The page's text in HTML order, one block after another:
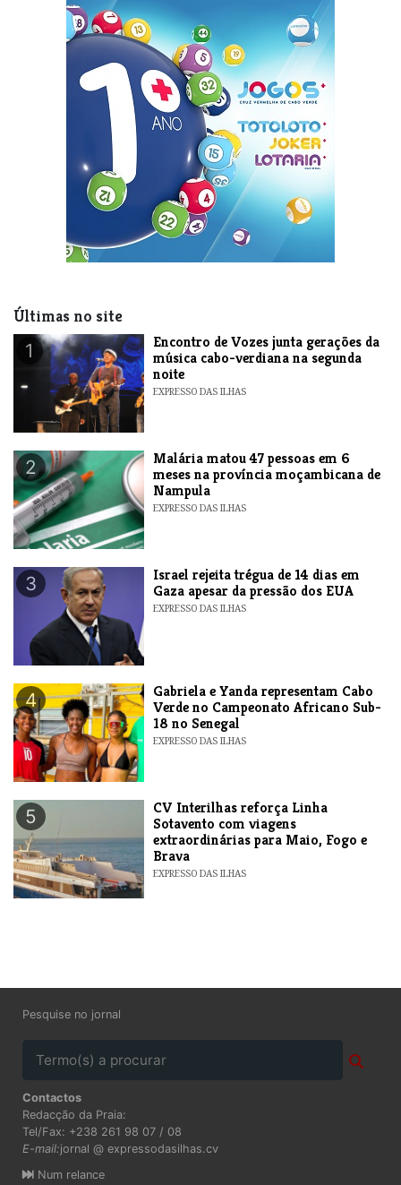
Últimas no site
1
Encontro de Vozes junta gerações da
música cabo-verdiana na segunda
noite
EXPRESSO DAS ILHAS
2
​Malária matou 47 pessoas em 6
meses na província moçambicana de
Nampula
EXPRESSO DAS ILHAS
3
​Israel rejeita trégua de 14 dias em
Gaza apesar da pressão dos EUA
EXPRESSO DAS ILHAS
4
Gabriela e Yanda representam Cabo
Verde no Campeonato Africano Sub-
18 no Senegal
EXPRESSO DAS ILHAS
5
​CV Interilhas reforça Linha
Sotavento com viagens
extraordinárias para Maio, Fogo e
Brava
EXPRESSO DAS ILHAS
Pesquise no jornal
Contactos
Redacção da Praia:
Tel/Fax: +238 261 98 07 / 08
E-mail:jornal @ expressodasilhas.cv
Num relance